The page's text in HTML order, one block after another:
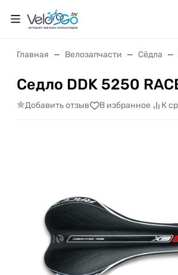
Главная Велозапчасти Сёдла
Седло DDK 5250
Добавить отзыв В избранное К